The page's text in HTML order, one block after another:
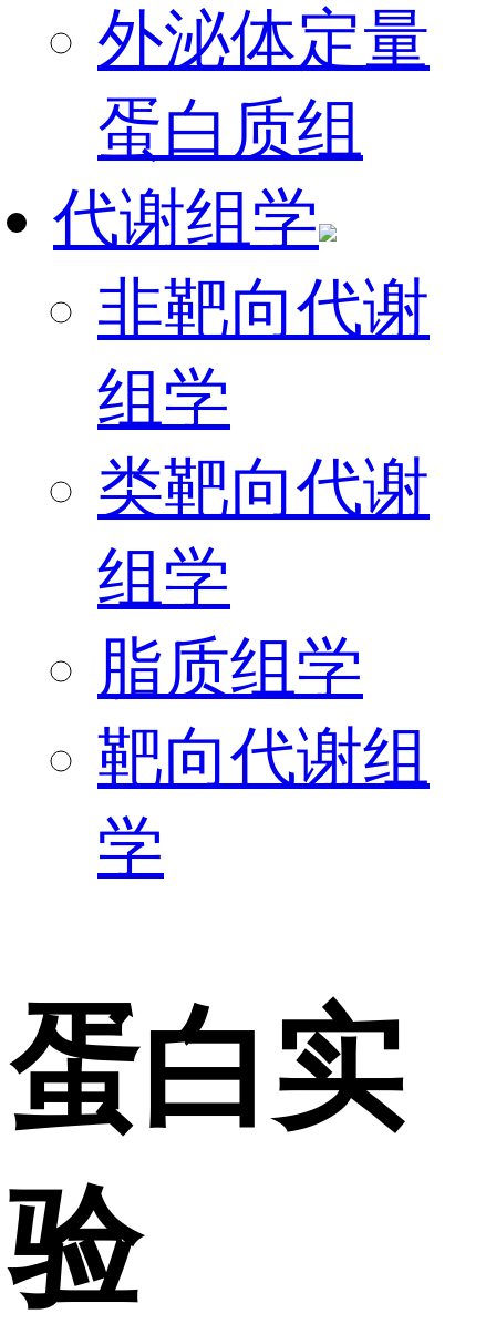
外泌体定量
蛋白质组
代谢组学
非靶向代谢
组学
类靶向代谢
组学
脂质组学
靶向代谢组
学
蛋白实
验